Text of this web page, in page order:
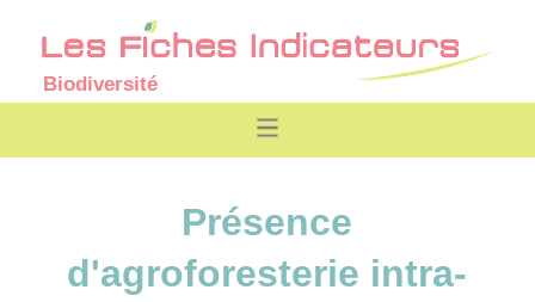
Biodiversité
Présence
d'agroforesterie intra-